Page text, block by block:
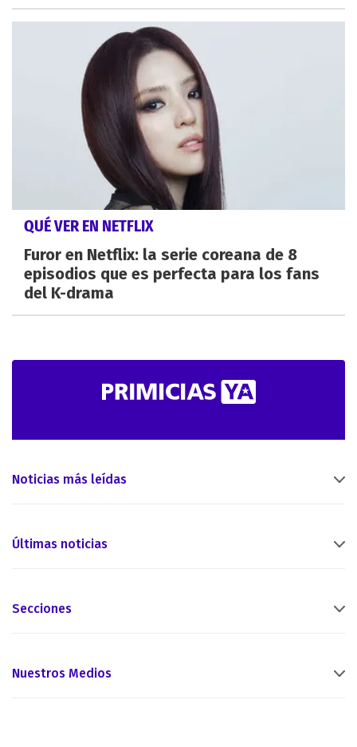
QUÉ VER EN NETFLIX
Furor en Netflix: la serie coreana de 8
episodios que es perfecta para los fans
del K-drama
Noticias más leídas
Últimas noticias
Secciones
Nuestros Medios